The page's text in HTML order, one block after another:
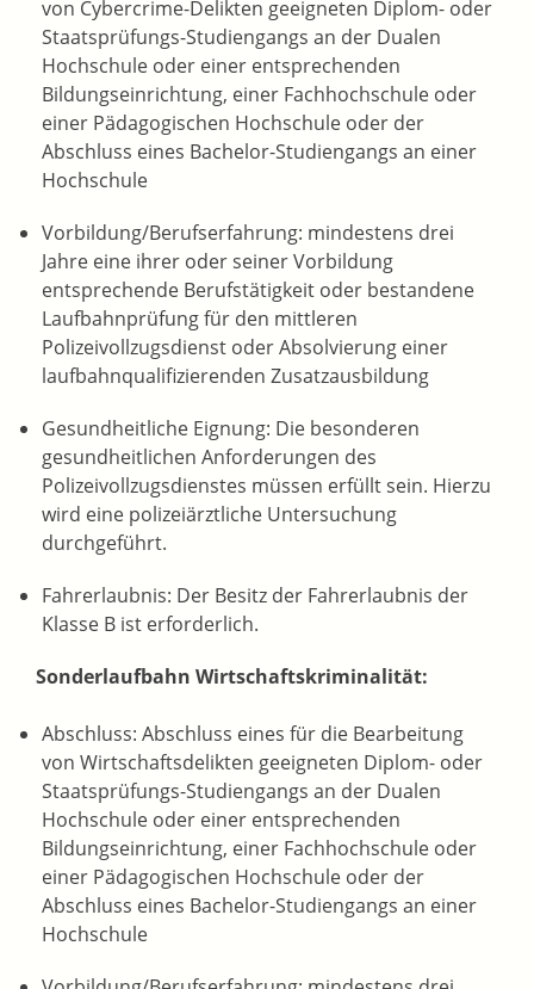
von Cybercrime-Delikten geeigneten Diplom- oder
Staatsprüfungs-Studiengangs an der Dualen
Hochschule oder einer entsprechenden
Bildungseinrichtung, einer Fachhochschule oder
einer Pädagogischen Hochschule oder der
Abschluss eines Bachelor-Studiengangs an einer
Hochschule
Vorbildung/Berufserfahrung: mindestens drei
Jahre eine ihrer oder seiner Vorbildung
entsprechende Berufstätigkeit oder bestandene
Laufbahnprüfung für den mittleren
Polizeivollzugsdienst oder Absolvierung einer
laufbahnqualifizierenden Zusatzausbildung
Gesundheitliche Eignung: Die besonderen
gesundheitlichen Anforderungen des
Polizeivollzugsdienstes müssen erfüllt sein. Hierzu
wird eine polizeiärztliche Untersuchung
durchgeführt.
Fahrerlaubnis: Der Besitz der Fahrerlaubnis der
Klasse B ist erforderlich.
Sonderlaufbahn Wirtschaftskriminalität:
Abschluss: Abschluss eines für die Bearbeitung
von Wirtschaftsdelikten geeigneten Diplom- oder
Staatsprüfungs-Studiengangs an der Dualen
Hochschule oder einer entsprechenden
Bildungseinrichtung, einer Fachhochschule oder
einer Pädagogischen Hochschule oder der
Abschluss eines Bachelor-Studiengangs an einer
Hochschule